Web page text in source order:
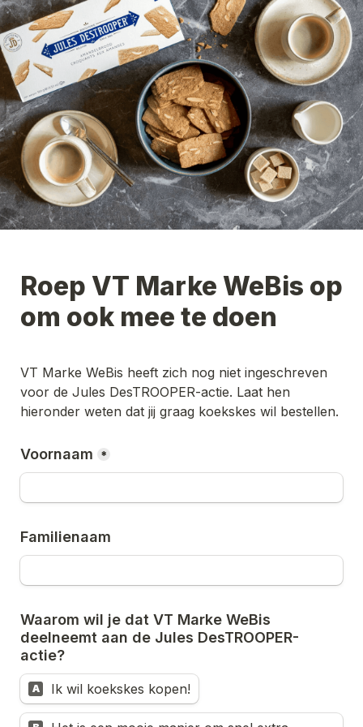
Roep VT Marke WeBis op
om ook mee te doen
VT Marke WeBis heeft zich nog niet ingeschreven
voor de Jules DesTROOPER-actie. Laat hen
hieronder weten dat jij graag koekskes wil bestellen.
Voornaam *
Familienaam
Waarom wil je dat VT Marke WeBis
deelneemt aan de Jules DesTROOPER-
actie?
A Ik wil koekskes kopen!